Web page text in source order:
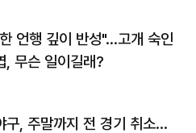
언행 깊이 반성"…고개 숙인
, 무슨 일이길래?
구, 주말까지 전 경기 취소…